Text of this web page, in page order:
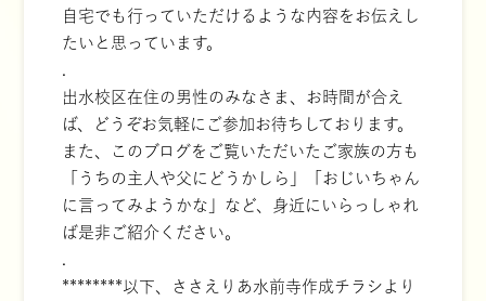
自宅でも行っていただけるような内容をお伝えし
たいと思っています。
出水校区在住の男性のみなさま、お時間が合え
ば、どうぞお気軽にご参加お待ちしております。
また、このブログをご覧いただいたご家族の方も
「うちの主人や父にどうかしら」「おじいちゃん
に言ってみようかな」など、身近にいらっしゃれ
ば是非ご紹介ください。
********以下、ささえりあ水前寺作成チラシより